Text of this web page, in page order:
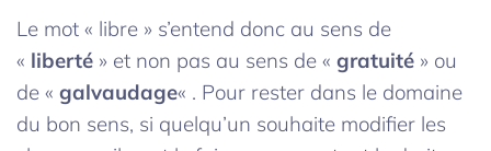
Le mot « libre » s’entend donc au sens de
« liberté » et non pas au sens de « gratuité » ou
de « galvaudage« . Pour rester dans le domaine
du bon sens, si quelqu’un souhaite modifier les